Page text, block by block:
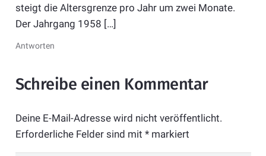
steigt die Altersgrenze pro Jahr um zwei Monate.
Der Jahrgang 1958 […]
Antworten
Schreibe einen Kommentar
Deine E-Mail-Adresse wird nicht veröffentlicht.
Erforderliche Felder sind mit *markiert